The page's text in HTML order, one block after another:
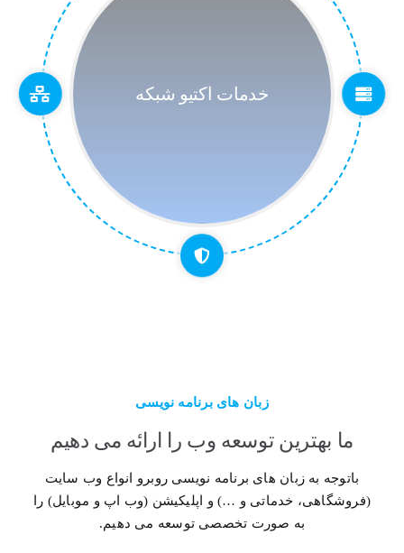
خدمات اکتیو شبکه
زبان های برنامه نویسی
ما بهترین توسعه وب را ارائه می دهیم
باتوجه به زبان های برنامه نویسی روبرو انواع وب سایت
(فروشگاهی، خدماتی و …) و اپلیکیشن (وب اپ و موبایل) را
به صورت تخصصی توسعه می دهیم.